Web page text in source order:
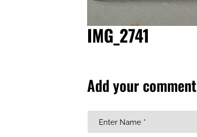
IMG_2741
Add your comment